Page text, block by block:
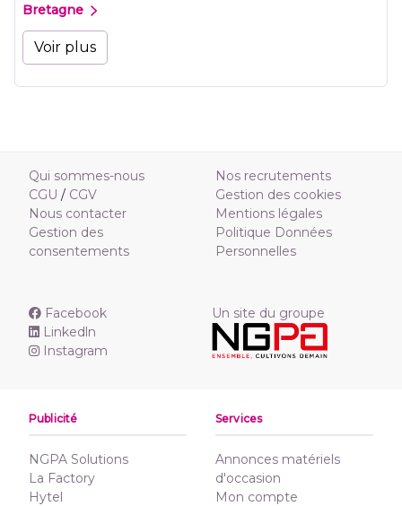
Bretagne
Voir plus
Qui sommes-nous
CGU / CGV
Nous contacter
Gestion des
consentements
Nos recrutements
Gestion des cookies
Mentions légales
Politique Données
Personnelles
Facebook
Linkedln
Instagram
Un site du groupe
Publicité
NGPA Solutions
La Factory
Hytel
Services
Annonces matériels
d'occasion
Mon compte